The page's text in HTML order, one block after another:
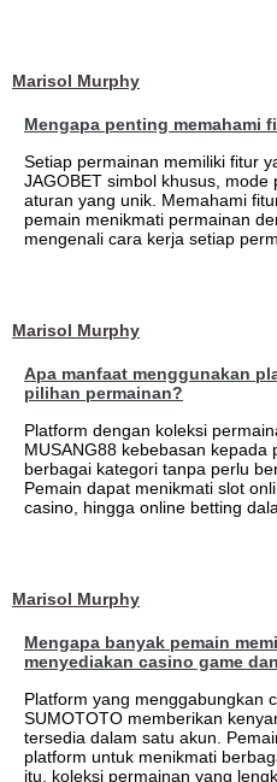
Marisol Murphy
Mengapa penting memahami
Setiap permainan memiliki fitur
JAGOBET simbol khusus,
aturan yang unik. Memahami
pemain menikmati permainan
mengenali cara kerja setiap
Marisol Murphy
Apa manfaat menggunakan
pilihan permainan?
Platform dengan koleksi
MUSANG88 kebebasan kepada
berbagai kategori tanpa perlu
Pemain dapat menikmati slot
casino, hingga online betting
Marisol Murphy
Mengapa banyak pemain
menyediakan casino game
Platform yang menggabungkan
SUMOTOTO memberikan
tersedia dalam satu akun.
platform untuk menikmati
itu, koleksi permainan yang